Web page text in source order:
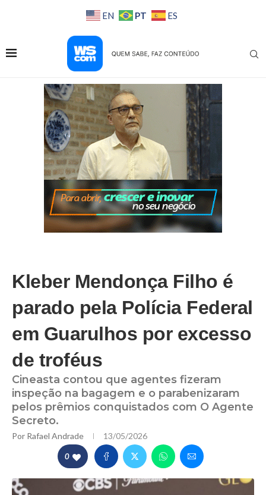
EN PT ES
Kleber Mendonça Filho é
parado pela Polícia Federal
em Guarulhos por excesso
de troféus
Cineasta contou que agentes fizeram
inspeção na bagagem e o parabenizaram
pelos prêmios conquistados com O Agente
Secreto.
Por Rafael Andrade 13/05/2026
0